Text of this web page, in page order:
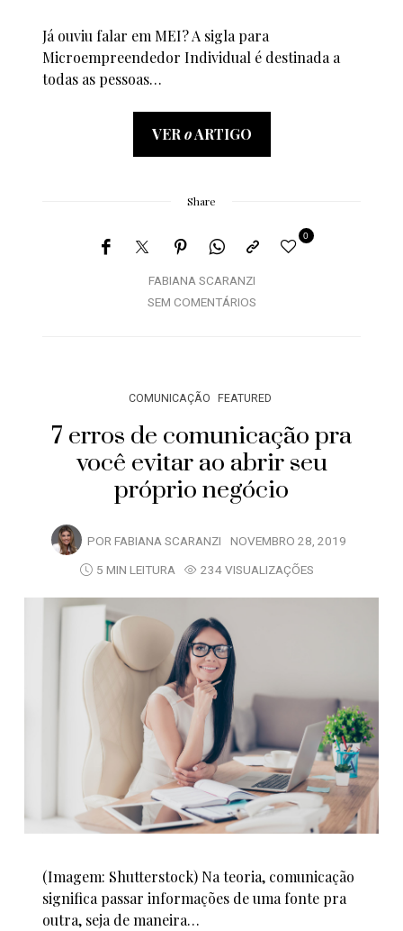
Já ouviu falar em MEI? A sigla para
Microempreendedor Individual é destinada a
todas as pessoas…
VER oARTIGO
Share
FABIANA SCARANZI
0
SEM COMENTÁRIOS
COMUNICAÇÃO FEATURED
7 erros de comunicação pra
você evitar ao abrir seu
próprio negócio
POR FABIANA SCARANZI NOVEMBRO 28, 2019
5 MIN LEITURA
234 VISUALIZAÇÕES
(Imagem: Shutterstock) Na teoria, comunicação
significa passar informações de uma fonte pra
outra, seja de maneira…